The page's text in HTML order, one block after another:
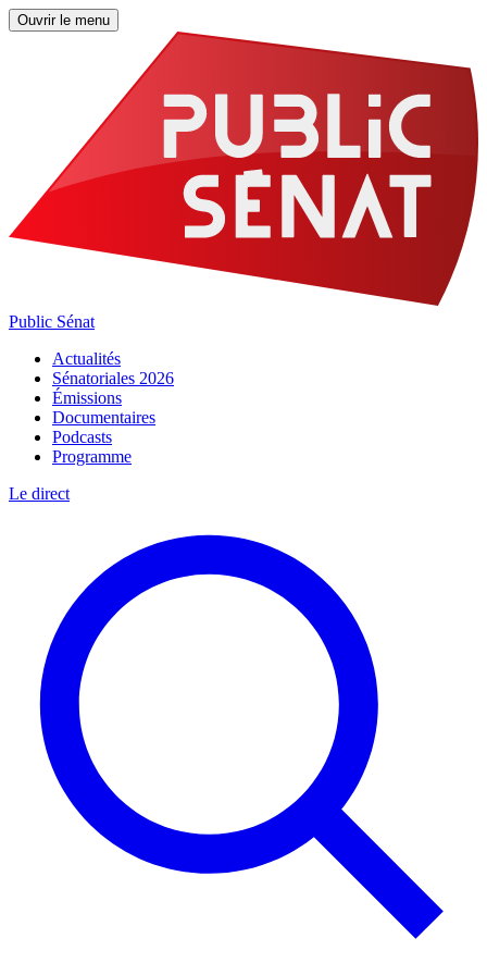
Ouvrir le menu
Public Sénat
Actualités
Sénatoriales 2026
Émissions
Documentaires
Podcasts
Programme
Le direct